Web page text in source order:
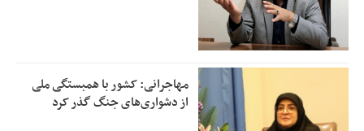
مهاجرانی: کشور با همبستگی ملی
از دشواری‌های جنگ گذر کرد